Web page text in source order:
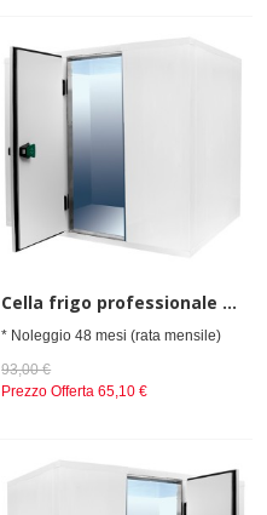
Cella frigo professionale da spessore 80 mm,senza gruppo refrigerante h=2010 mm, 2400x1800 mm
* Noleggio 48 mesi (rata mensile)
93,00 €
Prezzo Offerta 65,10 €